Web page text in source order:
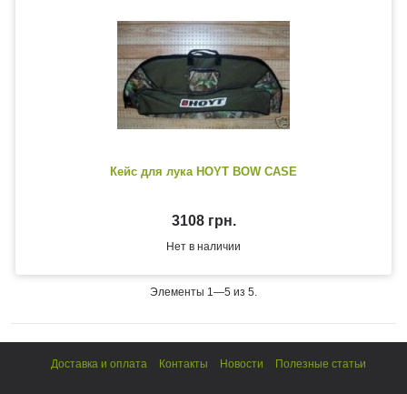
Кейс для лука HOYT BOW CASE
3108 грн.
Нет в наличии
Элементы 1—5 из 5.
Доставка и оплата Контакты Новости Полезные статьи